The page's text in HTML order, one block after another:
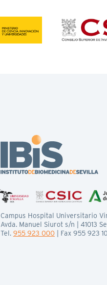
Campus Hospital Universitario
Avda. Manuel Siurot s/n | 41013
Tel. 955 923 000 | Fax 955 923